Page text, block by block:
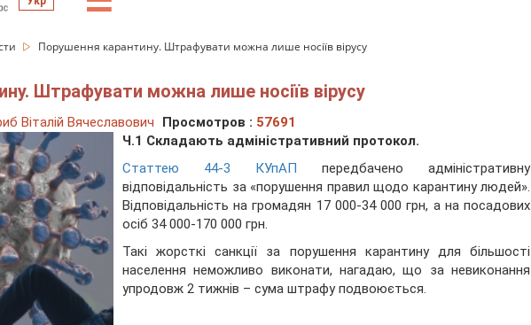
Порушення карантину. Штрафувати можна лише носіїв вірусу
Штрафувати можна лише носіїв вірусу
Віталій Вячеславович Просмотров : 57691
Ч.1 Складають адміністративний протокол.
Статтею 44-3 КУпАП
передбачено адміністративну
відповідальність за «порушення правил щодо карантину людей».
Відповідальність на громадян 17 000-34 000 грн, а на посадових
осіб 34 000-170 000 грн.
Такі жорсткі санкції за порушення карантину для більшості
населення неможливо виконати, нагадаю, що за невиконання
упродовж 2 тижнів – сума штрафу подвоюється.